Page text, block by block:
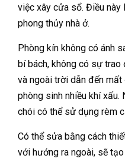
việc xây cửa sổ. Điều
phong thủy nhà ở.
Phòng kín không có ánh
bí bách, không có sự
và ngoài trời dẫn đến mất
phòng sinh nhiều khí xấu.
chói có thể sử dụng rèm
Có thể sửa bằng cách
với hướng ra ngoài, sẽ